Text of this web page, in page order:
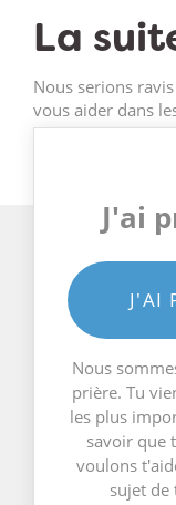
La
Nous serions
vous aider dans
J'ai
J'AI
Nous
prière. Tu
les plus
savoir que
voulons
sujet de